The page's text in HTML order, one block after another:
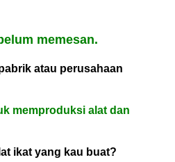
memesan.
atau perusahaan
memproduksi alat dan
ikat yang kau buat?